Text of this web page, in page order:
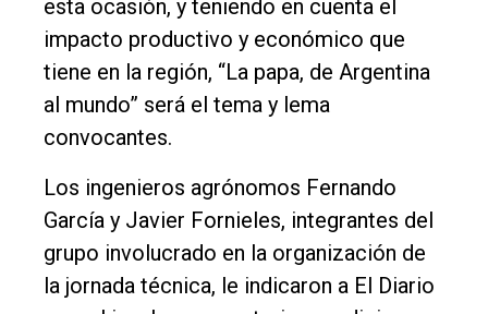
esta ocasión, y teniendo en cuenta el
impacto productivo y económico que
tiene en la región, “La papa, de Argentina
al mundo” será el tema y lema
convocantes.
Los ingenieros agrónomos Fernando
García y Javier Fornieles, integrantes del
grupo involucrado en la organización de
la jornada técnica, le indicaron a El Diario